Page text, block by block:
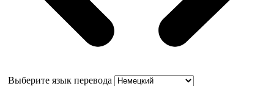
Выберите язык перевода